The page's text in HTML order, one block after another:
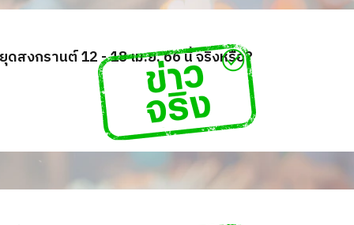
สงกรานต์ 12 - 18 เม.ย. 66 นี้ จริงหรือ?